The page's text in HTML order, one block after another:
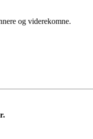
og viderekomne.